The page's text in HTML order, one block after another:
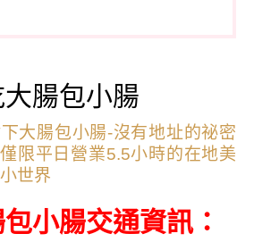
腸包小腸
小腸交通資訊：